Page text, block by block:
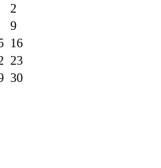
2
9
16
23
30